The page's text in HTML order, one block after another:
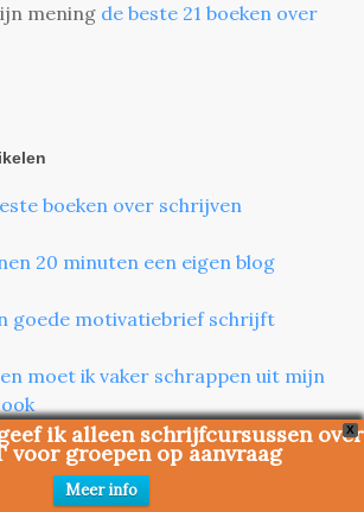
mening de beste 21 boeken over
boeken over schrijven
20 minuten een eigen blog
goede motivatiebrief schrijft
moet ik vaker schrappen uit mijn
boek te schrijven - hoe ik
een thriller en waarom ik mijn
X
ik alleen schrijfcursussen over
voor groepen op aanvraag
Meer info